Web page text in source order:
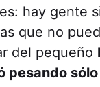
hay gente
que no
del pequeño
pesando